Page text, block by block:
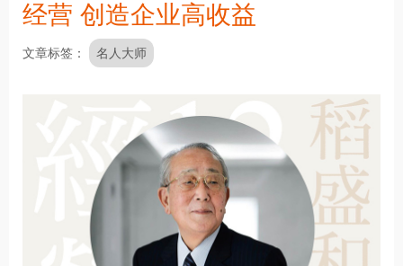
经营 创造企业高收益
文章标签 名人大师